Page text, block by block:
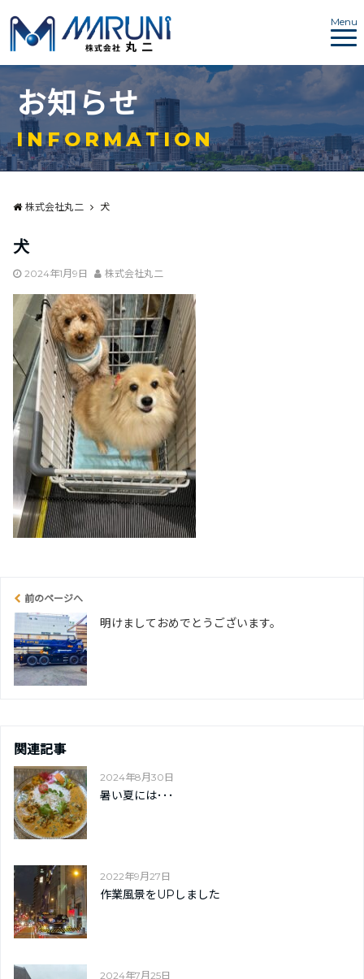
Menu
お知らせ
INFORMATION
株式会社丸二 犬
犬
2024年1月9日 株式会社丸二
前のページへ
明けましておめでとうございます。
関連記事
2024年8月30日
暑い夏には･･･
2022年9月27日
作業風景をUPしました
2024年7月25日